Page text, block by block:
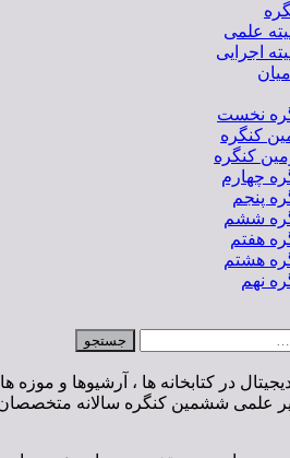
علمی
اجرایی
نخست
کنگره
کنگره
چهارم
پنجم
ششم
هفتم
هشتم
نهم
در کتابخانه ها ، آرشیوها و موزه ها
علمی ششمین کنگره سالانه متخصصان